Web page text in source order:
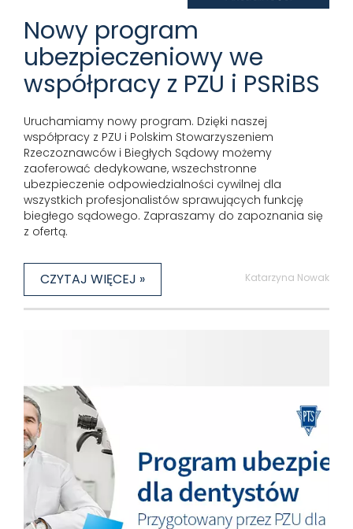
Nowy program
ubezpieczeniowy we
współpracy z PZU i PSRiBS
Uruchamiamy nowy program. Dzięki naszej
współpracy z PZU i Polskim Stowarzyszeniem
Rzeczoznawców i Biegłych Sądowy możemy
zaoferować dedykowane, wszechstronne
ubezpieczenie odpowiedzialności cywilnej dla
wszystkich profesjonalistów sprawujących funkcję
biegłego sądowego. Zapraszamy do zapoznania się
z ofertą.
CZYTAJ WIĘCEJ » Katarzyna Nowak